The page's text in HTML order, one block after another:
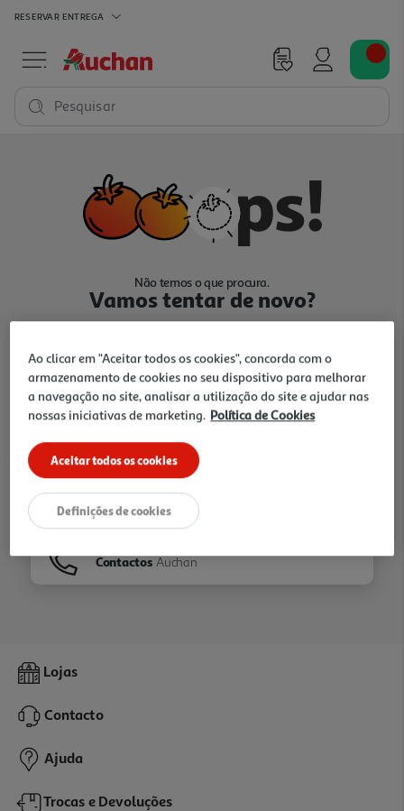
RESERVAR ENTREGA
Pesquisar
Não temos o que procura.
Vamos tentar de novo?
Ir para Homepage
Folhetos
Contactos Auchan
Lojas
Contacto
Ajuda
Trocas e Devoluções
Ao clicar em "Aceitar todos os cookies", concorda com o
armazenamento de cookies no seu dispositivo para melhorar
a navegação no site, analisar a utilização do site e ajudar nas
nossas iniciativas de marketing. Política de Cookies
Aceitar todos os cookies
Definições de cookies